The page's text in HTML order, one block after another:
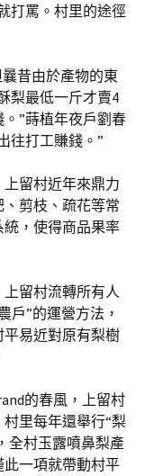
打罵。村里的途徑
昔由於產物的東
梨最低一斤才賣4
”蒔植年夜戶劉春
往打工賺錢。”
留村近年來鼎力
剪枝、疏花等常
，使得商品果率
留村流轉所有人
戶”的運營方法，
易近對原有梨樹
的春風，上留村
里每年還舉行“梨
全村玉露噴鼻梨產
此一項就帶動村平